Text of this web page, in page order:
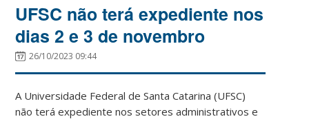
UFSC não terá expediente nos
dias 2 e 3 de novembro
26/10/2023 09:44
A Universidade Federal de Santa Catarina (UFSC)
não terá expediente nos setores administrativos e